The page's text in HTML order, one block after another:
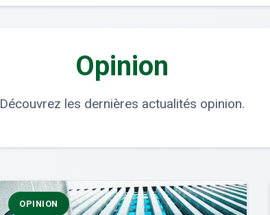
Opinion
Découvrez les dernières actualités opinion.
OPINION